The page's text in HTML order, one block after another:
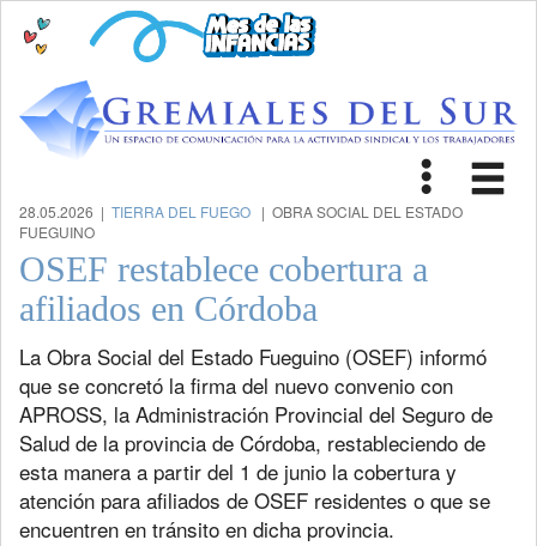
Toggle
28.05.2026 | TIERRA DEL FUEGO | OBRA SOCIAL DEL ESTADO
FUEGUINO
OSEF restablece cobertura a
afiliados en Córdoba
La Obra Social del Estado Fueguino (OSEF) informó
que se concretó la firma del nuevo convenio con
APROSS, la Administración Provincial del Seguro de
Salud de la provincia de Córdoba, restableciendo de
esta manera a partir del 1 de junio la cobertura y
atención para afiliados de OSEF residentes o que se
encuentren en tránsito en dicha provincia.